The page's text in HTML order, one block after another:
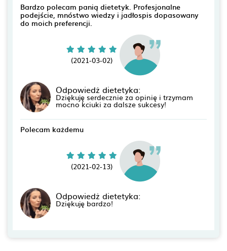
Bardzo polecam panią dietetyk. Profesjonalne
podejście, mnóstwo wiedzy i jadłospis dopasowany
do moich preferencji.
(2021-03-02)
Odpowiedż dietetyka:
Dziękuję serdecznie za opinię i trzymam
mocno kciuki za dalsze sukcesy!
Polecam każdemu
(2021-02-13)
Odpowiedż dietetyka:
Dziękuję bardzo!